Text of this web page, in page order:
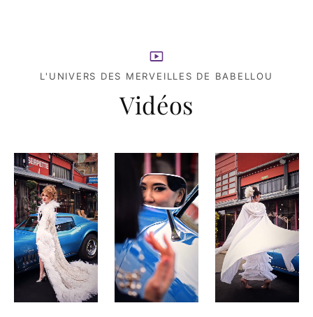
L'UNIVERS DES MERVEILLES DE BABELLOU
Vidéos